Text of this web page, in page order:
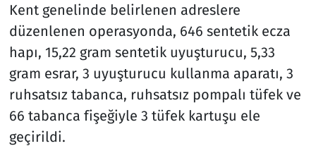
Kent genelinde belirlenen adreslere
düzenlenen operasyonda, 646 sentetik ecza
hapı, 15,22 gram sentetik uyuşturucu, 5,33
gram esrar, 3 uyuşturucu kullanma aparatı, 3
ruhsatsız tabanca, ruhsatsız pompalı tüfek ve
66 tabanca fişeğiyle 3 tüfek kartuşu ele
geçirildi.
Teknoloji ve Bilim
Televizyon